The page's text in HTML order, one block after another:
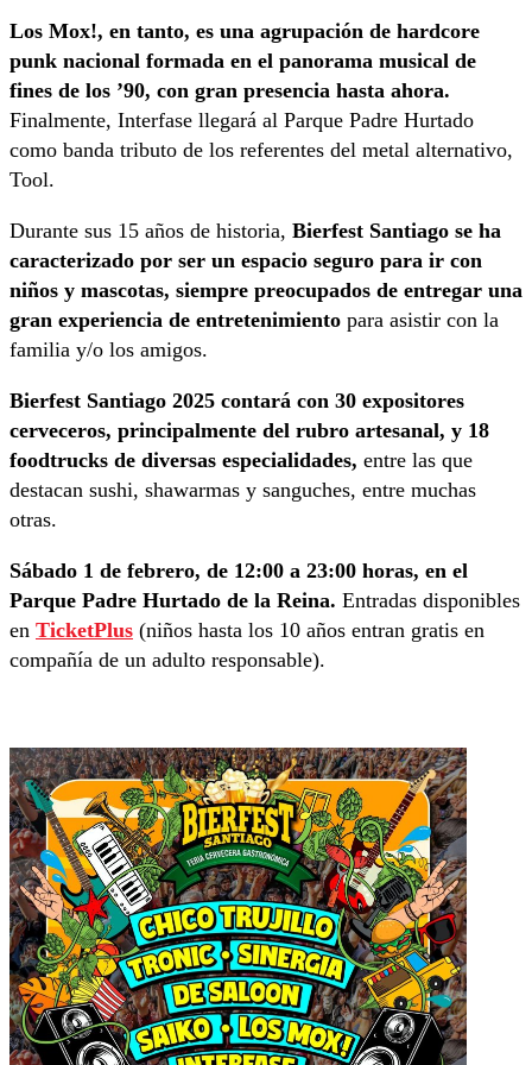
Los Mox!, en tanto, es una agrupación de hardcore
punk nacional formada en el panorama musical de
fines de los ’90, con gran presencia hasta ahora.
Finalmente, Interfase llegará al Parque Padre Hurtado
como banda tributo de los referentes del metal alternativo,
Tool.
Durante sus 15 años de historia, Bierfest Santiago se ha
caracterizado por ser un espacio seguro para ir con
niños y mascotas, siempre preocupados de entregar una
gran experiencia de entretenimiento para asistir con la
familia y/o los amigos.
Bierfest Santiago 2025 contará con 30 expositores
cerveceros, principalmente del rubro artesanal, y 18
foodtrucks de diversas especialidades, entre las que
destacan sushi, shawarmas y sanguches, entre muchas
otras.
Sábado 1 de febrero, de 12:00 a 23:00 horas, en el
Parque Padre Hurtado de la Reina. Entradas disponibles
en TicketPlus (niños hasta los 10 años entran gratis en
compañía de un adulto responsable).